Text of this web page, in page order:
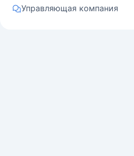
Управляющая компания